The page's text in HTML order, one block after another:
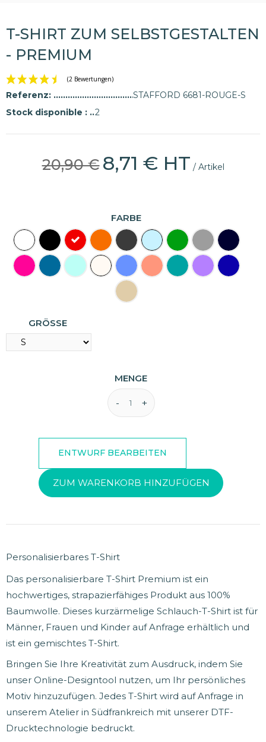
T-SHIRT ZUM SELBSTGESTALTEN
- PREMIUM
(2 Bewertungen)
Referenz:
STAFFORD 6681-ROUGE-S
Stock disponible :
2
20,90 € 8,71 € HT / Artikel
FARBE
GRÖSSE
MENGE
ZUM WARENKORB HINZUFÜGEN
Personalisierbares T-Shirt
Das personalisierbare T-Shirt Premium ist ein
hochwertiges, strapazierfähiges Produkt aus 100%
Baumwolle. Dieses kurzärmelige Schlauch-T-Shirt ist für
Männer, Frauen und Kinder auf Anfrage erhältlich und
ist ein gemischtes T-Shirt.
Bringen Sie Ihre Kreativität zum Ausdruck, indem Sie
unser Online-Designtool nutzen, um Ihr persönliches
Motiv hinzuzufügen. Jedes T-Shirt wird auf Anfrage in
unserem Atelier in Südfrankreich mit unserer DTF-
Drucktechnologie bedruckt.